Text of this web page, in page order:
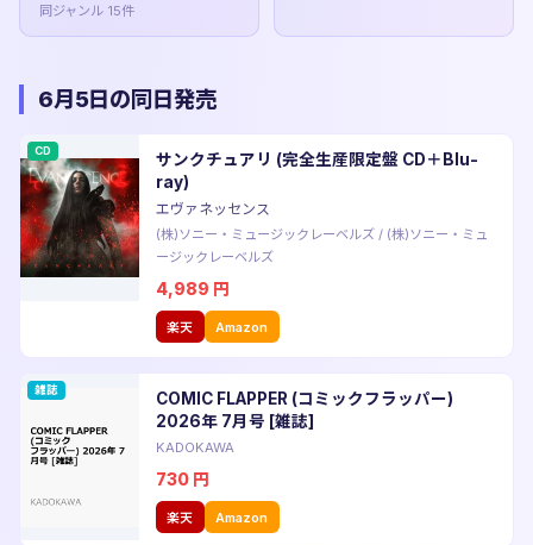
同ジャンル 15件
6月5日の同日発売
CD
サンクチュアリ (完全生産限定盤 CD＋Blu-
ray)
エヴァネッセンス
(株)ソニー・ミュージックレーベルズ/ (株)ソニー・ミュ
ージックレーベルズ
4,989 円
楽天 Amazon
雑誌
COMIC FLAPPER (コミックフラッパー)
2026年 7月号 [雑誌]
KADOKAWA
730 円
楽天 Amazon